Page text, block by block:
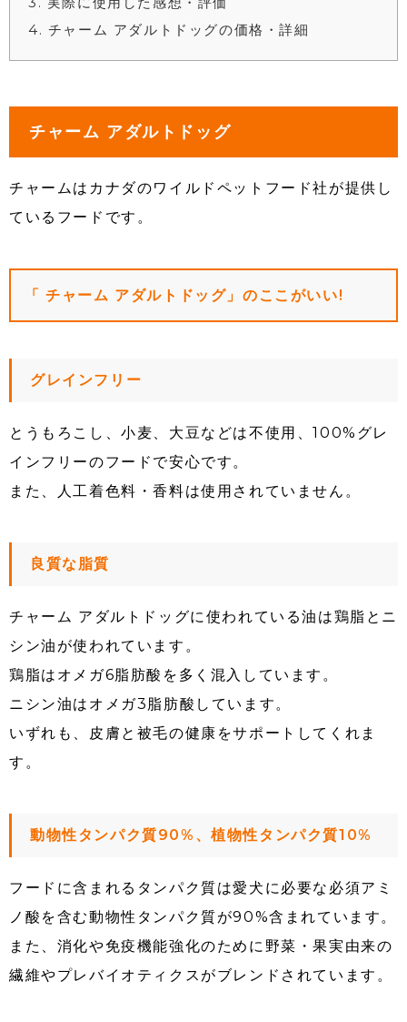
4
チャーム アダルトドッグの価格・詳細
チャーム アダルトドッグ
チャームはカナダのワイルドペットフード社が提供し
ている フードです。
「 チャーム アダルトドッグ」のここがいい!
グレインフリー
とうもろこし、小麦、大豆などは不使用、100%グレ
インフリーのフードで安心です。
また、人工着色料・香料は使用されていません。
良質な脂質
チャーム アダルトドッグに使われている油は鶏脂とニ
シン油が使われています。
鶏脂はオメガ6脂肪酸を多く混入しています。
ニシン油はオメガ3脂肪酸しています。
いずれも、皮膚と被毛の健康をサポートしてくれま
す。
動物性タンパク質90%、植物性タンパク質10%
フードに含まれるタンパク質は愛犬に必要な必須アミ
ノ酸を含む動物性タンパク質が90%含まれています。
また、消化や免疫機能強化のために野菜・果実由来の
繊維やプレバイオティクスがブレンドされています。